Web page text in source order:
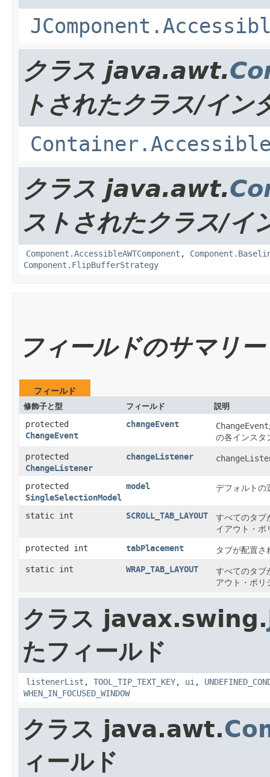
クラス java.awt.
トされたクラス/イン
クラス java.awt.
ストされたクラス/イ
Component.AccessibleAWTComponent ,
Component.FlipBufferStrategy
フィールドのサマリー
フィールド
修飾子と型 フィールド 説明
protected
ChangeEvent
changeEvent ChangeEvent
の各インスタ
protected
ChangeListener
changeListener
protected
SingleSelectionModel
model デフォルトの
static int SCROLL_TAB_LAYOUT
すべてのタブ
イアウト・ポ
protected int tabPlacement タブが配置さ
static int WRAP_TAB_LAYOUT
すべてのタブ
アウト・ポリ
クラス javax.swing.
たフィールド
listenerList , TOOL_TIP_TEXT_KEY, ui,
WHEN_IN_FOCUSED_WINDOW
クラス java.awt.
ィールド